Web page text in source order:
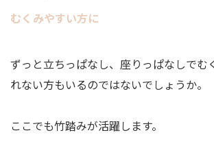
むくみやすい方に
ずっと立ちっぱなし、座りっぱなしでむ
れない方もいるのではないでしょうか。
ここでも竹踏みが活躍します。